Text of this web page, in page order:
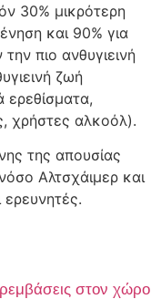
30% μικρότερη
και 90% για
πιο ανθυγιεινή
ζωή
ερεθίσματα,
χρήστες αλκοόλ).
της απουσίας
Αλτσχάιμερ και
ερευνητές.
στον χώρο